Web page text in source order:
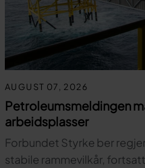
AUGUST 07, 2026
Petroleumsmeldingen
arbeidsplasser
Forbundet Styrke ber
stabile rammevilkår,